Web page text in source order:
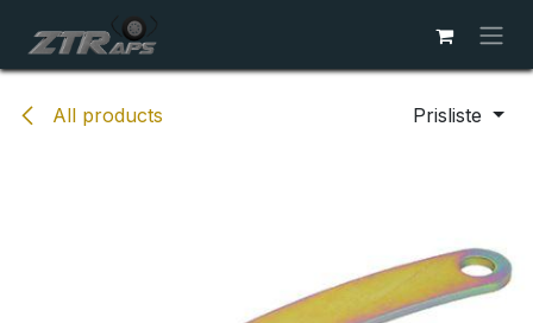
All products Prisliste